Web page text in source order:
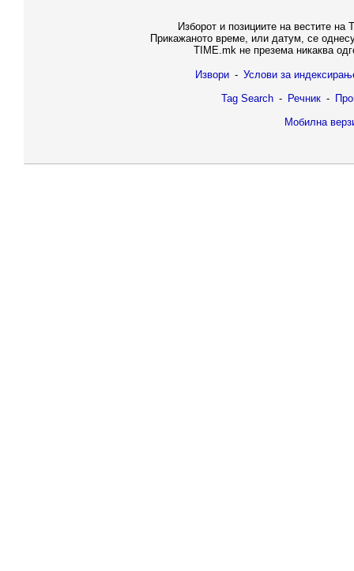
Изборот и позициите на вестите на
Прикажаното време, или датум, се
TIME.mk не презема никаква
Извори - Услови за
Tag Search - Речник -
Мобилна